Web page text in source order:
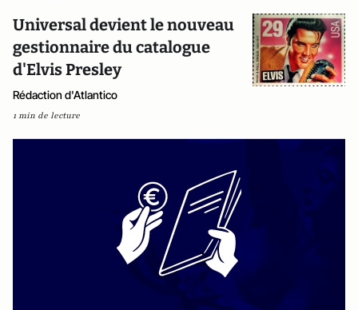
Universal devient le nouveau
gestionnaire du catalogue
d'Elvis Presley
Rédaction d'Atlantico
1 min de lecture